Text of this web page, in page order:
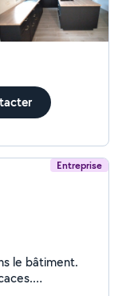
Entreprise
le bâtiment.